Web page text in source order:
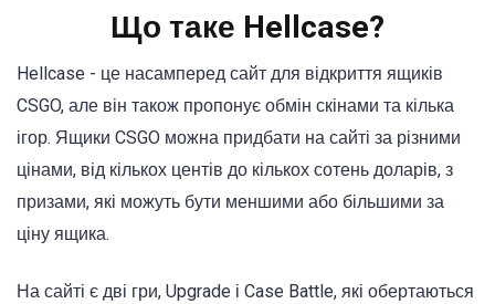
Що таке Hellcase?
Hellcase - це насамперед сайт для відкриття ящиків
CSGO, але він також пропонує обмін скінами та кілька
ігор. Ящики CSGO можна придбати на сайті за різними
цінами, від кількох центів до кількох сотень доларів, з
призами, які можуть бути меншими або більшими за
ціну ящика.
На сайті є дві гри, Upgrade і Case Battle, які обертаються